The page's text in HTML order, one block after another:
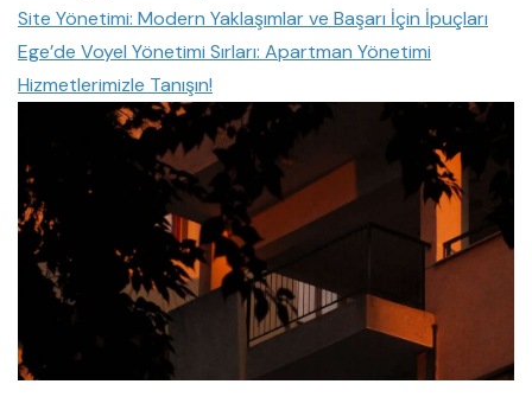
Site Yönetimi: Modern Yaklaşımlar ve Başarı İçin İpuçları
Ege’de Voyel Yönetimi Sırları: Apartman Yönetimi
Hizmetlerimizle Tanışın!